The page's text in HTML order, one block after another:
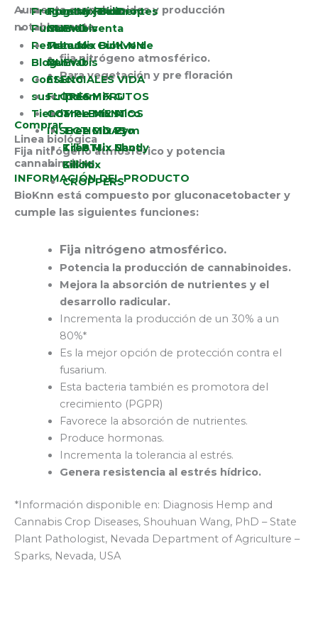
Tree Mix BioDrop
NUEVO
Tree Mix BioK-NN
NUEVO
ESENCIALES VIDA
Tree Mix G
Tree Mix Mico
Tree Mix Pro
Tree Mix N
FLORES Y FRUTOS
Tree Mix A
Tree Mix F
Tree Mix Candy
COMPLEMENTOS
Tree Mix Zym
Tree Mix Shot
Silicio
CROPPERS
INSECTICIDAS
Kill BTI
Kill Mix
Hogar y jardin
Cannabis
Manual – Cultivo de
Cannabis
Preguntas Frecuentes
Puntos de venta
Resultados
Blog
Contacto
suscripcion
Tienda
Aumenta cannabinoides y producción
notablemente
fija nitrógeno atmosférico.
Para vegetación y pre floración
Comprar
Linea biológica
Fija nitrógeno atmosférico y potencia
cannabinoides.
INFORMACIÓN DEL PRODUCTO
BioKnn está compuesto por gluconacetobacter y
cumple las siguientes funciones:
Fija nitrógeno atmosférico.
Potencia la producción de cannabinoides.
Mejora la absorción de nutrientes y el
desarrollo radicular.
Incrementa la producción de un 30% a un
80%*
Es la mejor opción de protección contra el
fusarium.
Esta bacteria también es promotora del
crecimiento (PGPR)
Favorece la absorción de nutrientes.
Produce hormonas.
Incrementa la tolerancia al estrés.
Genera resistencia al estrés hídrico.
*Información disponible en: Diagnosis Hemp and
Cannabis Crop Diseases, Shouhuan Wang, PhD – State
Plant Pathologist, Nevada Department of Agriculture –
Sparks, Nevada, USA